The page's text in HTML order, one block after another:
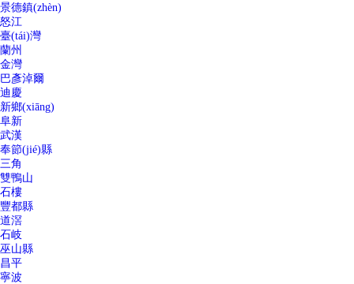
景德鎮(zhèn)
怒江
臺(tái)灣
蘭州
金灣
巴彥淖爾
迪慶
新鄉(xiāng)
阜新
武漢
奉節(jié)縣
三角
雙鴨山
石樓
豐都縣
道滘
石岐
巫山縣
昌平
寧波